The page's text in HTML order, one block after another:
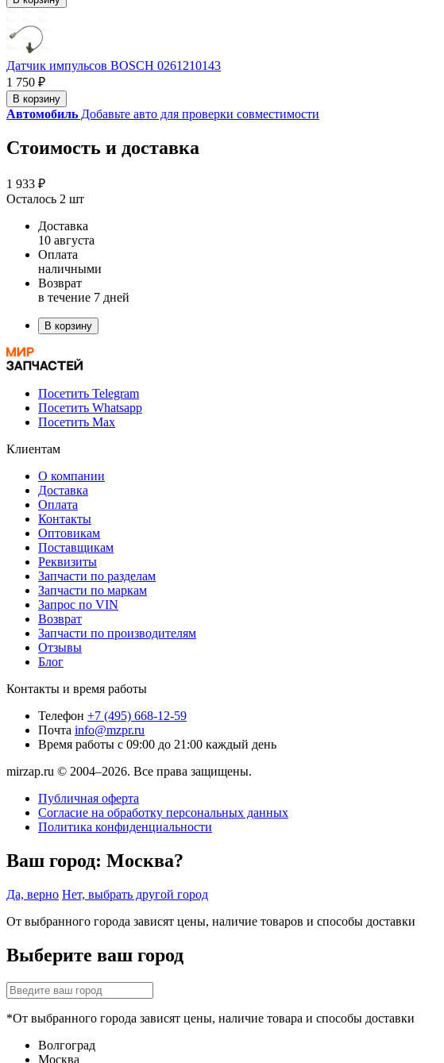
Датчик импульсов BOSCH 0261210143
1 750 ₽
В корзину
Автомобиль Добавьте авто для проверки совместимости
Стоимость и доставка
1 933 ₽
Осталось 2 шт
Доставка
10 августа
Оплата
наличными
Возврат
в течение 7 дней
В корзину
Посетить Telegram
Посетить Whatsapp
Посетить Max
Клиентам
О компании
Доставка
Оплата
Контакты
Оптовикам
Поставщикам
Реквизиты
Запчасти по разделам
Запчасти по маркам
Запрос по VIN
Возврат
Запчасти по производителям
Отзывы
Блог
Контакты и время работы
Телефон +7 (495) 668-12-59
Почта info@mzpr.ru
Время работы с 09:00 до 21:00 каждый день
mirzap.ru © 2004–2026. Все права защищены.
Публичная оферта
Согласие на обработку персональных данных
Политика конфиденциальности
Ваш город: Москва?
Да, верно Нет, выбрать другой город
От выбранного города зависят цены, наличие товаров и способы доставки
Выберите ваш город
*От выбранного города зависят цены, наличие товара и способы доставки
Волгоград
Москва